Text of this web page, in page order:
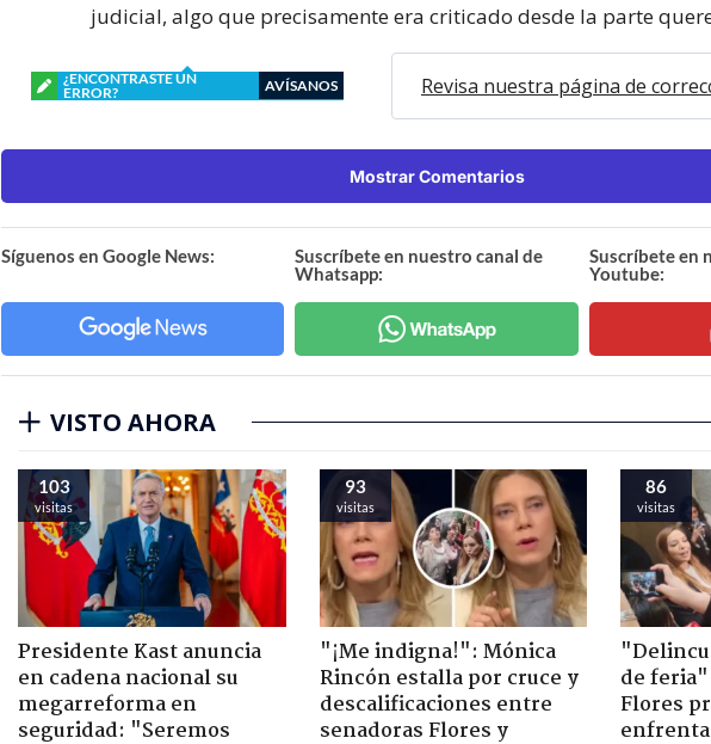
judicial, algo que precisamente era criticado desde la parte
¿ENCONTRASTE UN
ERROR?
AVÍSANOS Revisa nuestra página de
Mostrar Comentarios
Síguenos en Google News:
Suscríbete en nuestro canal de
Whatsapp:
Suscríbete en
Youtube:
VISTO AHORA
103
visitas
Presidente Kast anuncia
en cadena nacional su
megarreforma en
seguridad: "Seremos
93
visitas
"¡Me indigna!": Mónica
Rincón estalla por cruce y
descalificaciones entre
senadoras Flores y
86
visitas
de
Flores